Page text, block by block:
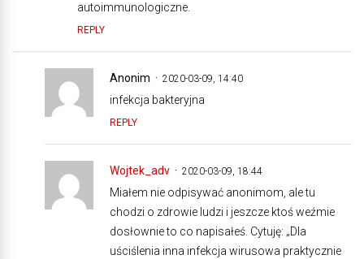
autoimmunologiczne.
REPLY
Anonim 2020-03-09, 14:40
infekcja bakteryjna
REPLY
Wojtek_adv 2020-03-09, 18:44
Miałem nie odpisywać anonimom, ale tu
chodzi o zdrowie ludzi i jeszcze ktoś weźmie
dosłownie to co napisałeś. Cytuję: „Dla
uściślenia inna infekcja wirusowa praktycznie